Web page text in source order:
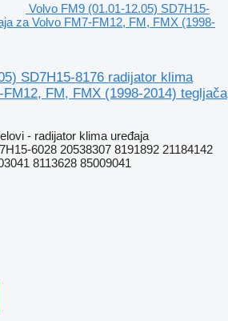
Volvo FM9 (01.01-12.05) SD7H15-
za Volvo FM7-FM12, FM, FMX (1998-
SD7H15-8176 radijator klima
FM, FMX (1998-2014) tegljača
- radijator klima uređaja
6028 20538307 8191892 21184142
8113628 85009041